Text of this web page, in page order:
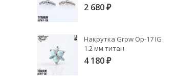
2 680 ₽
Накрутка Grow Op-17 IG
1.2 мм титан
4 180 ₽